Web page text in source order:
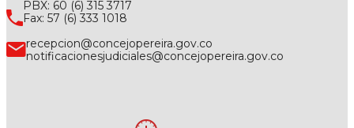
PBX: 60 (6) 315 3717
Fax: 57 (6) 333 1018
recepcion@concejopereira.gov.co
notificacionesjudiciales@concejopereira.gov.co